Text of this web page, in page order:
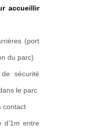
accueillir
(port
du parc)
sécurité
le parc
contact
d’1m entre